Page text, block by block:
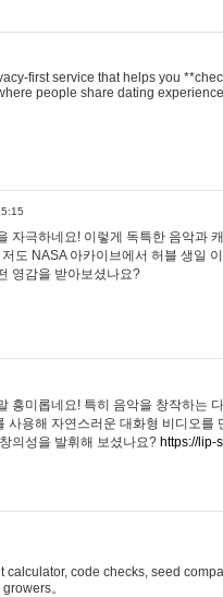
first service that helps you
people share dating
자극하네요! 이렇게 독특한 음악과
도 NASA 아카이브에서 허블 생일
영감을 받아보셨나요?
흥미롭네요! 특히 음악을 창작하는
사용해 자연스러운 대화형 비디오를
의성을 발휘해 보셨나요? https://lip-
code checks, seed
。